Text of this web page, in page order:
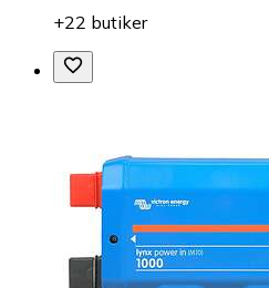
+22 butiker